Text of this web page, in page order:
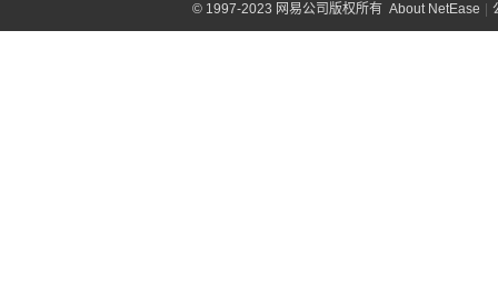
©1997-2023 网易公司版权所有 About NetEase